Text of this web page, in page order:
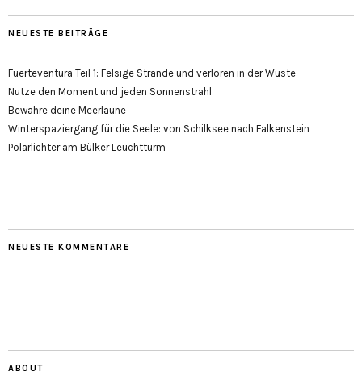
NEUESTE BEITRÄGE
Fuerteventura Teil 1: Felsige Strände und verloren in der Wüste
Nutze den Moment und jeden Sonnenstrahl
Bewahre deine Meerlaune
Winterspaziergang für die Seele: von Schilksee nach Falkenstein
Polarlichter am Bülker Leuchtturm
NEUESTE KOMMENTARE
ABOUT